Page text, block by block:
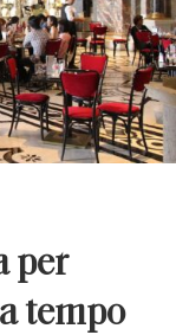
per
tempo